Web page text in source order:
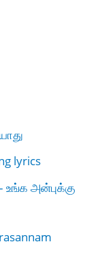
lyrics
உங்க அன்புக்கு